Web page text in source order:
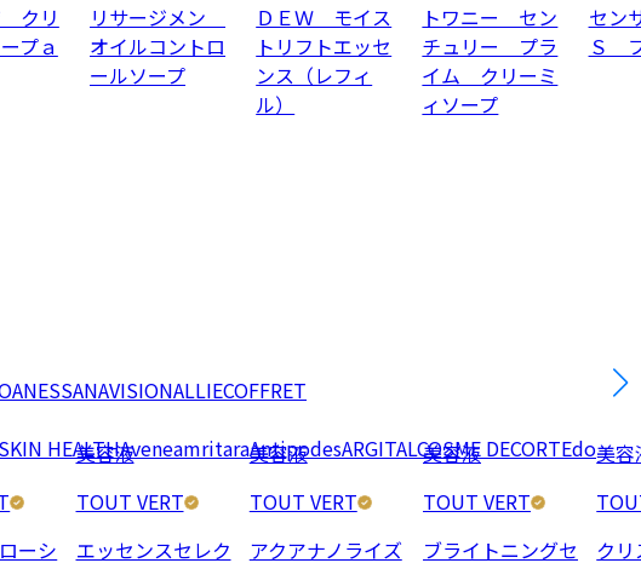
ーシ
美容液
TOUT VERT
エッセンスセレク
美容液
TOUT VERT
アクアナノライズ
美容液
TOUT VERT
ブライトニングセ
美容
ク
クリ
プａ
リサージメン
オイルコントロ
ールソープ
ＤＥＷ モイス
トリフトエッセ
ンス（レフィ
ル）
トワニー セン
チュリー プラ
イム クリーミ
ィソープ
セン
Ｓ
ANESSANAVISIONALLIECOFFRET
HEALTHAveneamritaraAntipodesARGITALCOSME DECORTEdo